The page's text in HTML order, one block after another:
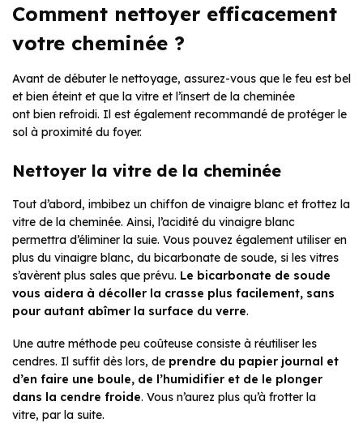
Comment nettoyer efficacement
votre cheminée ?
Avant de débuter le nettoyage, assurez-vous que le feu est bel
et bien éteint et que la vitre et l’insert de la cheminée
ont bien refroidi. Il est également recommandé de protéger le
sol à proximité du foyer.
Nettoyer la vitre de la cheminée
Tout d’abord, imbibez un chiffon de vinaigre blanc et frottez la
vitre de la cheminée. Ainsi, l’acidité du vinaigre blanc
permettra d’éliminer la suie. Vous pouvez également utiliser en
plus du vinaigre blanc, du bicarbonate de soude, si les vitres
s’avèrent plus sales que prévu. Le bicarbonate de soude
vous aidera à décoller la crasse plus facilement, sans
pour autant abîmer la surface du verre.
Une autre méthode peu coûteuse consiste à réutiliser les
cendres. Il suffit dès lors, de prendre du papier journal et
d’en faire une boule, de l’humidifier et de le plonger
dans la cendre froide. Vous n’aurez plus qu’à frotter la
vitre, par la suite.